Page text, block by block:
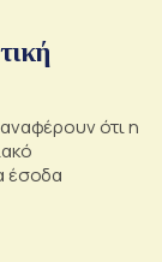
ότι η
έσοδα